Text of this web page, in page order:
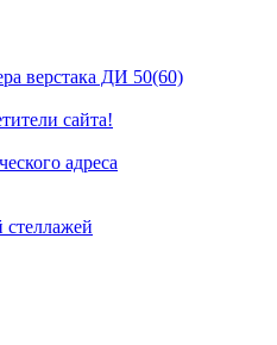
верстака ДИ 50(60)
сайта!
адреса